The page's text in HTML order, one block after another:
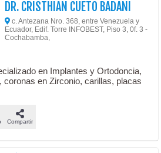
DR. CRISTHIAN CUETO BADANI
c. Antezana Nro. 368, entre Venezuela y
Ecuador, Edif. Torre INFOBEST, Piso 3, 0f. 3 -
Cochabamba,
en Implantes y Ortodoncia,
coronas en Zirconio, carillas, placas
Compartir